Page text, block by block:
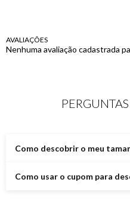
AVALIAÇÕES
Nenhuma avaliação cadastrada
Como descobrir o meu
Como usar o cupom para